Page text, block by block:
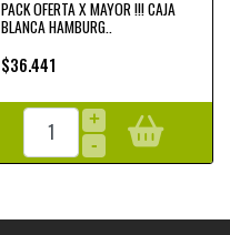
PACK OFERTA X MAYOR !!! CAJA
BLANCA HAMBURG..
$36.441
+
-